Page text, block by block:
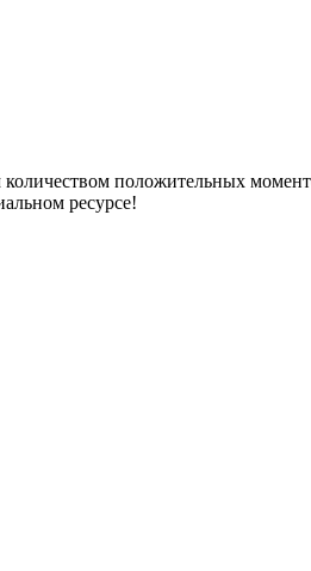
количеством положительных
ресурсе!